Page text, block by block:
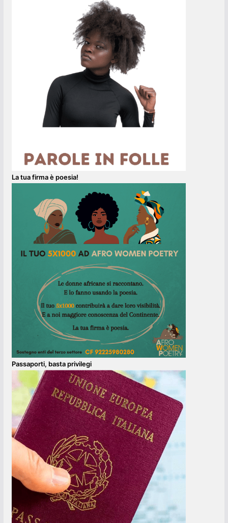
La tua firma è poesia!
Passaporti, basta privilegi